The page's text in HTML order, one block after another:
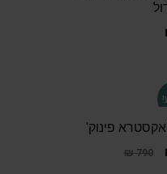
פינוק'
₪790